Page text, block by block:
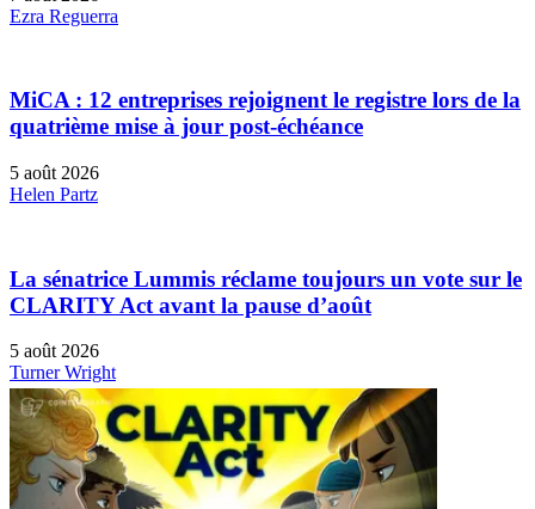
Ezra Reguerra
MiCA : 12 entreprises rejoignent le registre lors de la
quatrième mise à jour post-échéance
5 août 2026
Helen Partz
La sénatrice Lummis réclame toujours un vote sur le
CLARITY Act avant la pause d’août
5 août 2026
Turner Wright